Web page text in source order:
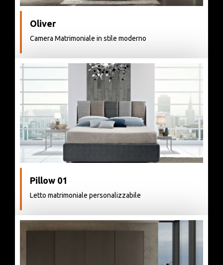
Oliver
Camera Matrimoniale in stile moderno
Pillow 01
Letto matrimoniale personalizzabile